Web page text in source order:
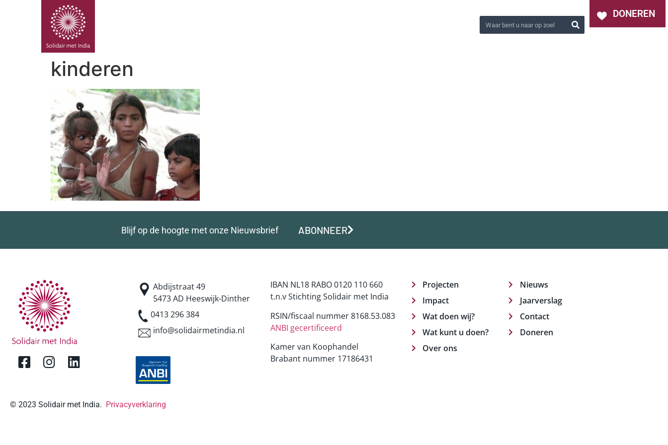
DONEREN
kinderen
Blijf op de hoogte met onze Nieuwsbrief ABONNEER
Abdijstraat 49
5473 AD Heeswijk-Dinther
0413 296 384
info@solidairmetindia.nl
IBAN NL18 RABO 0120 110 660
t.n.v Stichting Solidair met India
RSIN/fiscaal nummer 8168.53.083
ANBI gecertificeerd
Kamer van Koophandel
Brabant nummer 17186431
Projecten
Impact
Wat doen wij?
Wat kunt u doen?
Over ons
Nieuws
Jaarverslag
Contact
Doneren
© 2023 Solidair met India. Privacyverklaring